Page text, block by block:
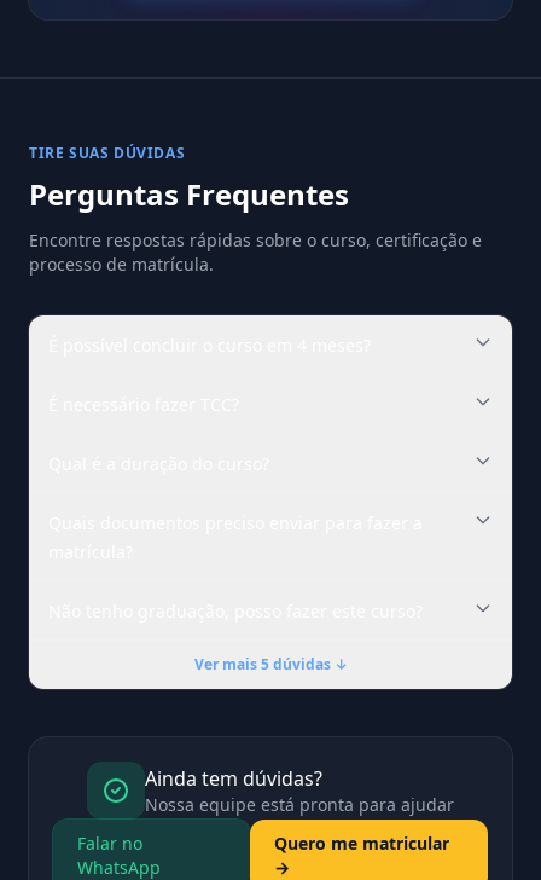
TIRE SUAS DÚVIDAS
Perguntas Frequentes
Encontre respostas rápidas sobre o curso, certificação e
processo de matrícula.
Ver mais 5 dúvidas ↓
Ainda tem dúvidas?
Nossa equipe está pronta para ajudar
Falar no
WhatsApp
Quero me matricular
→